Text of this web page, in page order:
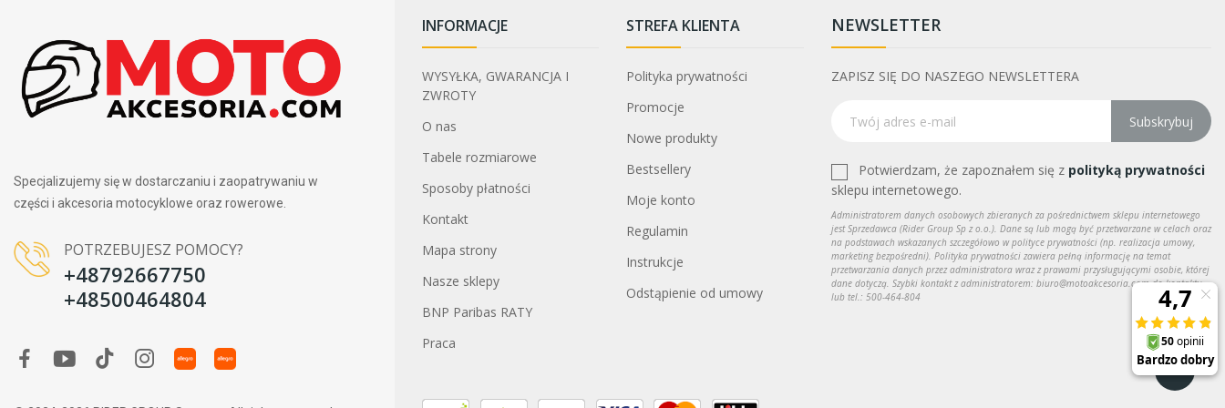
Specjalizujemy się w dostarczaniu i zaopatrywaniu w
części i akcesoria motocyklowe oraz rowerowe.
POTRZEBUJESZ POMOCY?
+48792667750
+48500464804
INFORMACJE
WYSYŁKA, GWARANCJA I
ZWROTY
O nas
Tabele rozmiarowe
Sposoby płatności
Kontakt
Mapa strony
Nasze sklepy
BNP Paribas RATY
Praca
STREFA KLIENTA
Polityka prywatności
Promocje
Nowe produkty
Bestsellery
Moje konto
Regulamin
Instrukcje
Odstąpienie od umowy
NEWSLETTER
ZAPISZ SIĘ DO NASZEGO NEWSLETTERA
Subskrybuj
Potwierdzam, że zapoznałem się z polityką prywatności
sklepu internetowego.
Administratorem danych osobowych zbieranych za pośrednictwem sklepu internetowego
jest Sprzedawca (Rider Group Sp z o.o.). Dane są lub mogą być przetwarzane w celach oraz
na podstawach wskazanych szczegółowo w polityce prywatności (np. realizacja umowy,
marketing bezpośredni). Polityka prywatności zawiera pełną informację na temat
przetwarzania danych przez administratora wraz z prawami przysługującymi osobie, której
dane dotyczą. Szybki kontakt z administratorem: biuro@motoakcesoria.com do kontaktu
lub tel.: 500-464-804